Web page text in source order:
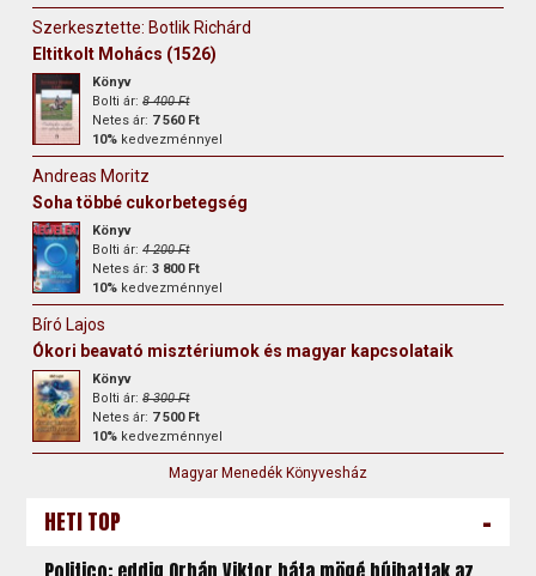
Szerkesztette: Botlik Richárd
Eltitkolt Mohács (1526)
Könyv
Bolti ár:8 400 Ft
Netes ár: 7 560 Ft
10% kedvezménnyel
Andreas Moritz
Soha többé cukorbetegség
Könyv
Bolti ár:4 200 Ft
Netes ár:3 800 Ft
10% kedvezménnyel
Bíró Lajos
Ókori beavató misztériumok és magyar kapcsolataik
Könyv
Bolti ár:8 300 Ft
Netes ár: 7 500 Ft
10% kedvezménnyel
Magyar Menedék Könyvesház
HETI TOP -